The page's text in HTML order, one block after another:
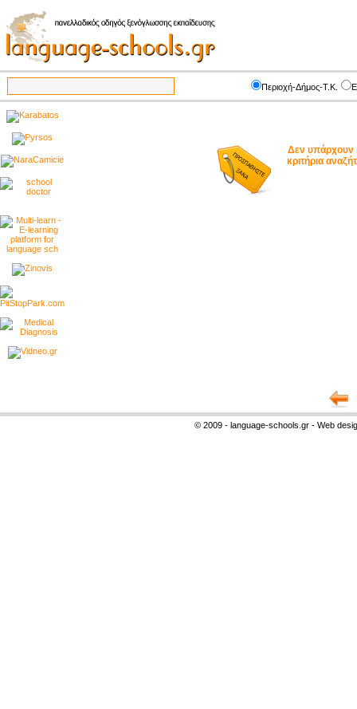
Περιοχή-Δήμος-Τ.Κ.
Δεν υπάρχουν
κριτήρια
© 2009 - language-schools.gr - Web